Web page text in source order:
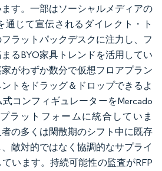
す。一部はソーシャルメディアの
通じて宣伝されるダイレクト・ト
ラットパックデスクに注力し、フ
るBYO家具トレンドを活用してい
がわずか数分で仮想フロアプラン
トをドラッグ＆ドロップできるよ
コンフィギュレーターをMercado
ラットフォームに統合していま
の多くは閑散期のシフト中に既存
敵対的ではなく協調的なサプライ
います。持続可能性の監査がRFP